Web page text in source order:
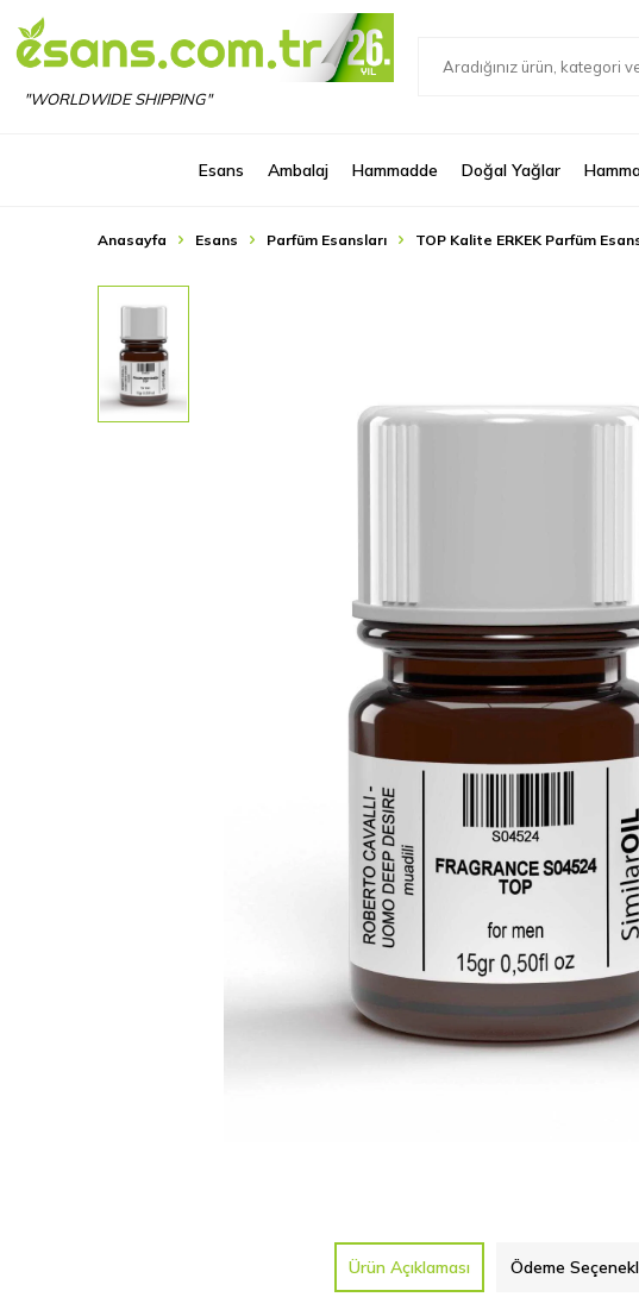
"WORLDWIDE SHIPPING"
Esans Ambalaj Hammadde Doğal Yağlar
Anasayfa Esans Parfüm Esansları TOP Kalite ERKEK Parfüm
Ürün Açıklaması Ödeme